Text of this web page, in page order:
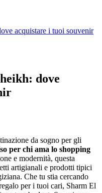
acquistare i tuoi souvenir
dove
da sogno per gli
per chi ama lo shopping
e modernità, questa
artigianali e prodotti tipici
Che tu stia cercando
per i tuoi cari, Sharm El